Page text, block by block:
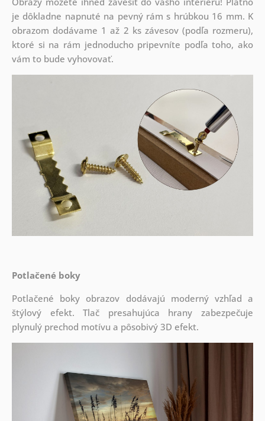
je dôkladne napnuté na pevný rám s hrúbkou 16 mm. K
obrazom dodávame 1 až 2 ks závesov (podľa rozmeru),
ktoré si na rám jednoducho pripevníte podľa toho, ako
vám to bude vyhovovať.
Potlačené boky
Potlačené boky obrazov dodávajú moderný vzhľad a
štýlový efekt. Tlač presahujúca hrany zabezpečuje
plynulý prechod motívu a pôsobivý 3D efekt.